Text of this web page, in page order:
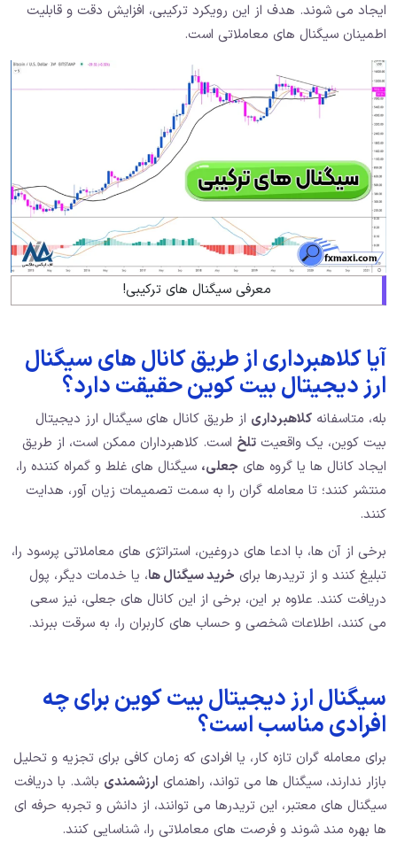
ایجاد می شوند. هدف از این رویکرد ترکیبی، افزایش دقت و قابلیت
اطمینان سیگنال های معاملاتی است.
معرفی سیگنال های ترکیبی!
آیا کلاهبرداری از طریق کانال های سیگنال
ارز دیجیتال بیت کوین حقیقت دارد؟
بله، متاسفانه کلاهبرداری از طریق کانال های سیگنال ارز دیجیتال
بیت کوین، یک واقعیت تلخ است. کلاهبرداران ممکن است، از طریق
ایجاد کانال ها یا گروه های جعلی، سیگنال های غلط و گمراه کننده را،
منتشر کنند؛ تا معامله گران را به سمت تصمیمات زیان آور، هدایت
کنند.
برخی از آن ها، با ادعا های دروغین، استراتژی های معاملاتی پرسود را،
تبلیغ کنند و از تریدرها برای خرید سیگنال ها، یا خدمات دیگر، پول
دریافت کنند. علاوه بر این، برخی از این کانال های جعلی، نیز سعی
می کنند، اطلاعات شخصی و حساب های کاربران را، به سرقت ببرند.
سیگنال ارز دیجیتال بیت کوین برای چه
افرادی مناسب است؟
برای معامله گران تازه کار، یا افرادی که زمان کافی برای تجزیه و تحلیل
بازار ندارند، سیگنال ها می تواند، راهنمای ارزشمندی باشد. با دریافت
سیگنال های معتبر، این تریدرها می توانند، از دانش و تجربه حرفه ای
ها بهره مند شوند و فرصت های معاملاتی را، شناسایی کنند.